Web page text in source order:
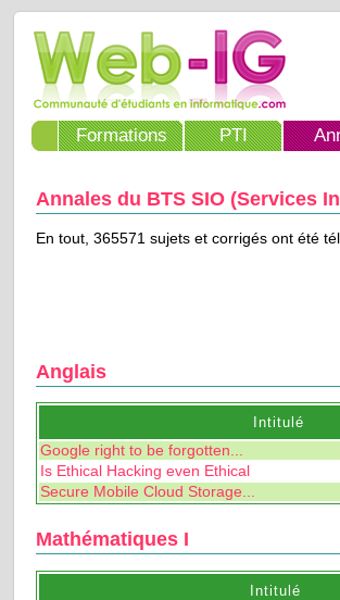
Formations PTI
Annales du BTS SIO (Services
En tout, 365571 sujets et corrigés ont été
Anglais
Intitulé
Google right to be forgotten...
Is Ethical Hacking even Ethical
Secure Mobile Cloud Storage...
Mathématiques I
Intitulé